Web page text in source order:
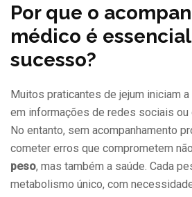
Por que o
médico é
sucesso?
Muitos praticantes de jejum iniciam
em informações de redes sociais
No entanto, sem acompanhamento
cometer erros que comprometem
peso, mas também a saúde. Cada
metabolismo único, com